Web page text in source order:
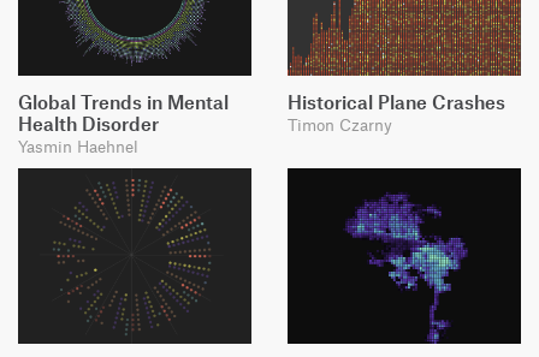
Global Trends in Mental
Health Disorder
Yasmin Haehnel
Historical Plane Crashes
Timon Czarny